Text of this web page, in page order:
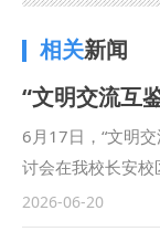
相关新闻
6月17日，“文明
讨会在我校长安
席并致辞，本次会
足非洲研究院平
2026-06-20